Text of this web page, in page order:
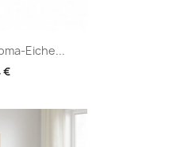
Eiche...
€